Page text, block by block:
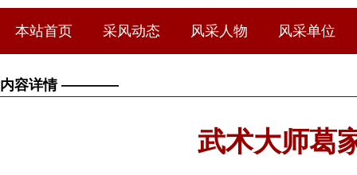
本站首页 采风动态 风采人物 风采单位
内容详情 ————
武术大师葛